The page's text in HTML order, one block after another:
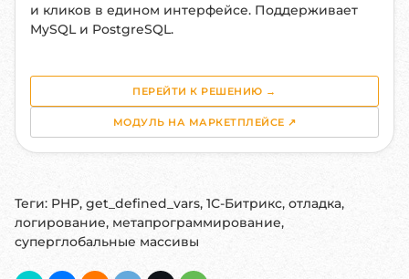
и кликов в едином интерфейсе. Поддерживает
MySQL и PostgreSQL.
ПЕРЕЙТИ К РЕШЕНИЮ →
МОДУЛЬ НА МАРКЕТПЛЕЙСЕ ↗
Теги: PHP, get_defined_vars, 1С-Битрикс, отладка,
логирование, метапрограммирование,
суперглобальные массивы